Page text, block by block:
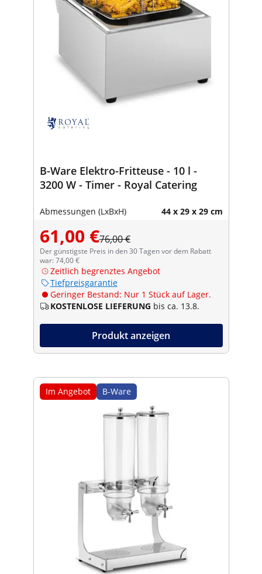
B-Ware Elektro-Fritteuse - 10 l -
3200 W - Timer - Royal Catering
Abmessungen (LxBxH) 44 x 29 x 29 cm
61,00 €76,00 €
Der günstigste Preis in den 30 Tagen vor dem Rabatt
war: 74,00 €
Zeitlich begrenztes Angebot
Tiefpreisgarantie
Geringer Bestand: Nur 1 Stück auf Lager.
KOSTENLOSE LIEFERUNG bis ca. 13.8.
Produkt anzeigen
Im Angebot B-Ware